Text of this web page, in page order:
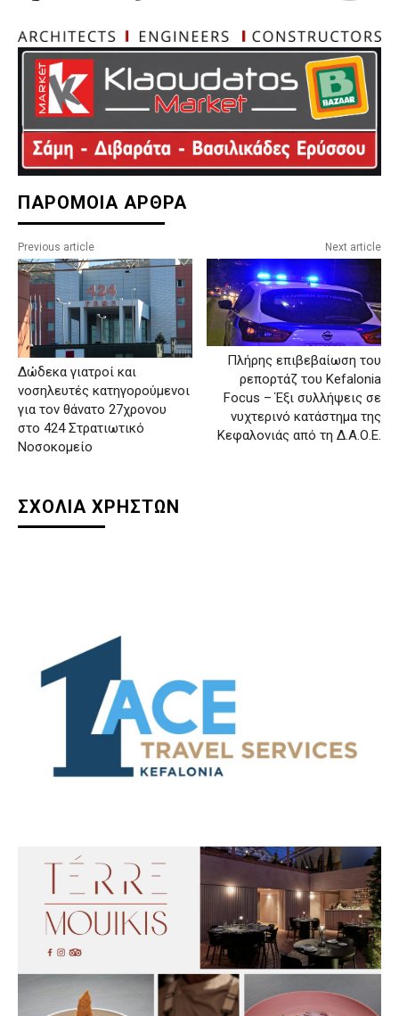
ΠΑΡΟΜΟΙΑ ΑΡΘΡΑ
Previous article
Δώδεκα γιατροί και
νοσηλευτές κατηγορούμενοι
για τον θάνατο 27χρονου
στο 424 Στρατιωτικό
Νοσοκομείο
Next article
Πλήρης επιβεβαίωση του
ρεπορτάζ του Kefalonia
Focus – Έξι συλλήψεις σε
νυχτερινό κατάστημα της
Κεφαλονιάς από τη Δ.Α.Ο.Ε.
ΣΧΟΛΙΑ ΧΡΗΣΤΩΝ